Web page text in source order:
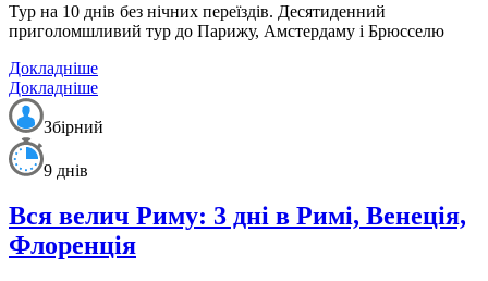
Тур на 10 днів без нічних переїздів. Десятиденний
приголомшливий тур до Парижу, Амстердаму і Брюсселю
Докладніше
Докладніше
Збірний
9 днів
Вся велич Риму: 3 дні в Римі, Венеція,
Флоренція